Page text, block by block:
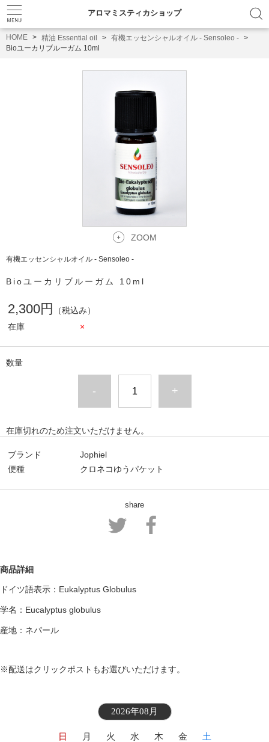
アロマミスティカショップ
HOME 精油 Essential oil
有機エッセンシャルオイル - Sensoleo -
Bioユーカリブルーガム 10ml
ZOOM
有機エッセンシャルオイル - Sensoleo -
Bioユーカリブルーガム 10ml
2,300円
（税込み）
在庫
×
数量
- +
在庫切れのため注文いただけません。
ブランド
Jophiel
便種
クロネコゆうパケット
share
商品詳細
ドイツ語表示：Eukalyptus Globulus
学名：Eucalyptus globulus
産地：ネパール
※配送はクリックポストもお選びいただけます。
2026年08月
日 月 火 水 木 金
土